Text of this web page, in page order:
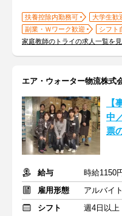
扶養控除内勤務可 大学生歓
副業・Ｗワーク歓迎
シフト
家庭教師のトライの求人一覧を
エア・ウォーター物流株
【
中
票
給与
時給1150
雇用形態
アルバイ
シフト
週4日以上